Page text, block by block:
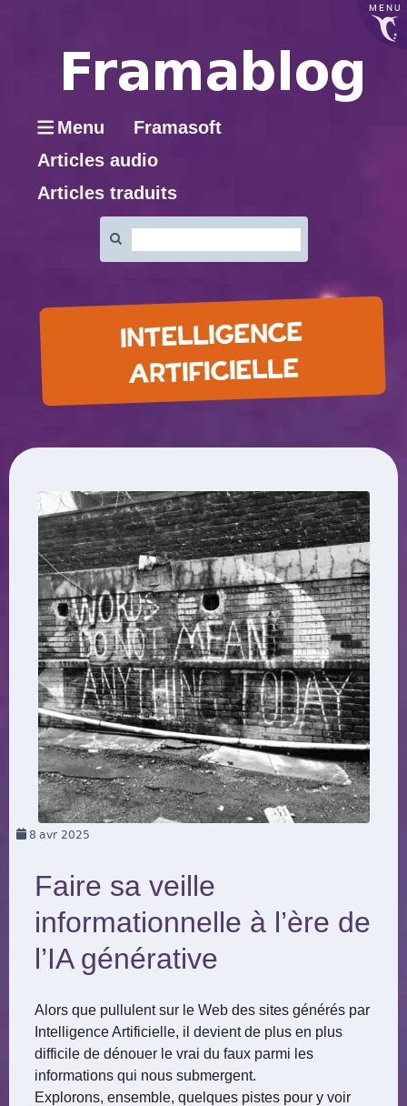
MENU
Menu
Framasoft
Articles audio
Articles traduits
:
INTELLIGENCE
ARTIFICIELLE
8 avr 2025
Faire sa veille
informationnelle à l’ère de
l’IA générative
Alors que pullulent sur le Web des sites générés par
Intelligence Artificielle, il devient de plus en plus
difficile de dénouer le vrai du faux parmi les
informations qui nous submergent.
Explorons, ensemble, quelques pistes pour y voir